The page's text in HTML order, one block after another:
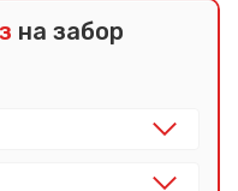
на забор